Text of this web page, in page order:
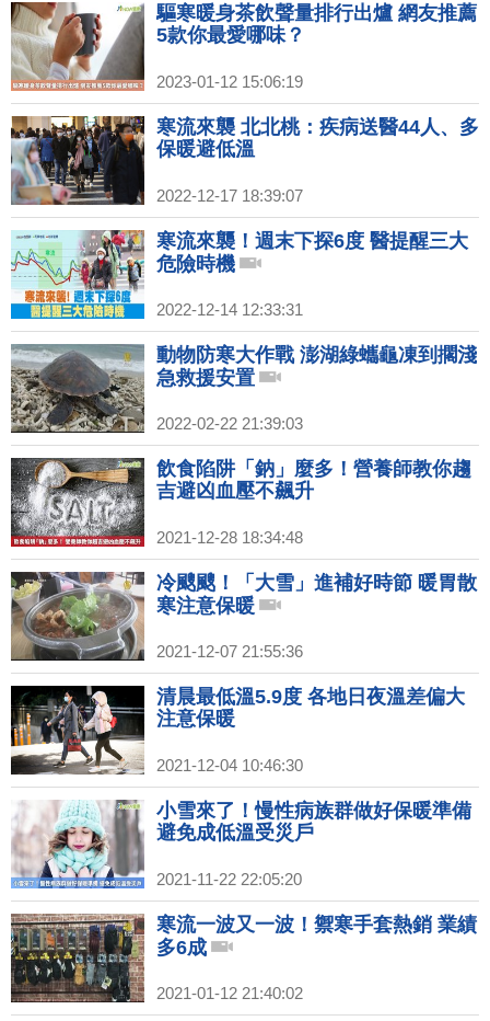
驅寒暖身茶飲聲量排行出爐 網友推薦
5款你最愛哪味？
2023-01-12 15:06:19
寒流來襲 北北桃：疾病送醫44人、多
保暖避低溫
2022-12-17 18:39:07
寒流來襲！週末下探6度 醫提醒三大
危險時機
2022-12-14 12:33:31
動物防寒大作戰 澎湖綠蠵龜凍到擱淺
急救援安置
2022-02-22 21:39:03
飲食陷阱「鈉」麼多！營養師教你趨
吉避凶血壓不飆升
2021-12-28 18:34:48
冷颼颼！「大雪」進補好時節 暖胃散
寒注意保暖
2021-12-07 21:55:36
清晨最低溫5.9度 各地日夜溫差偏大
注意保暖
2021-12-04 10:46:30
小雪來了！慢性病族群做好保暖準備
避免成低溫受災戶
2021-11-22 22:05:20
寒流一波又一波！禦寒手套熱銷 業績
多6成
2021-01-12 21:40:02